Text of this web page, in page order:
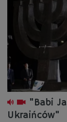
"Babi
Ukraińców"